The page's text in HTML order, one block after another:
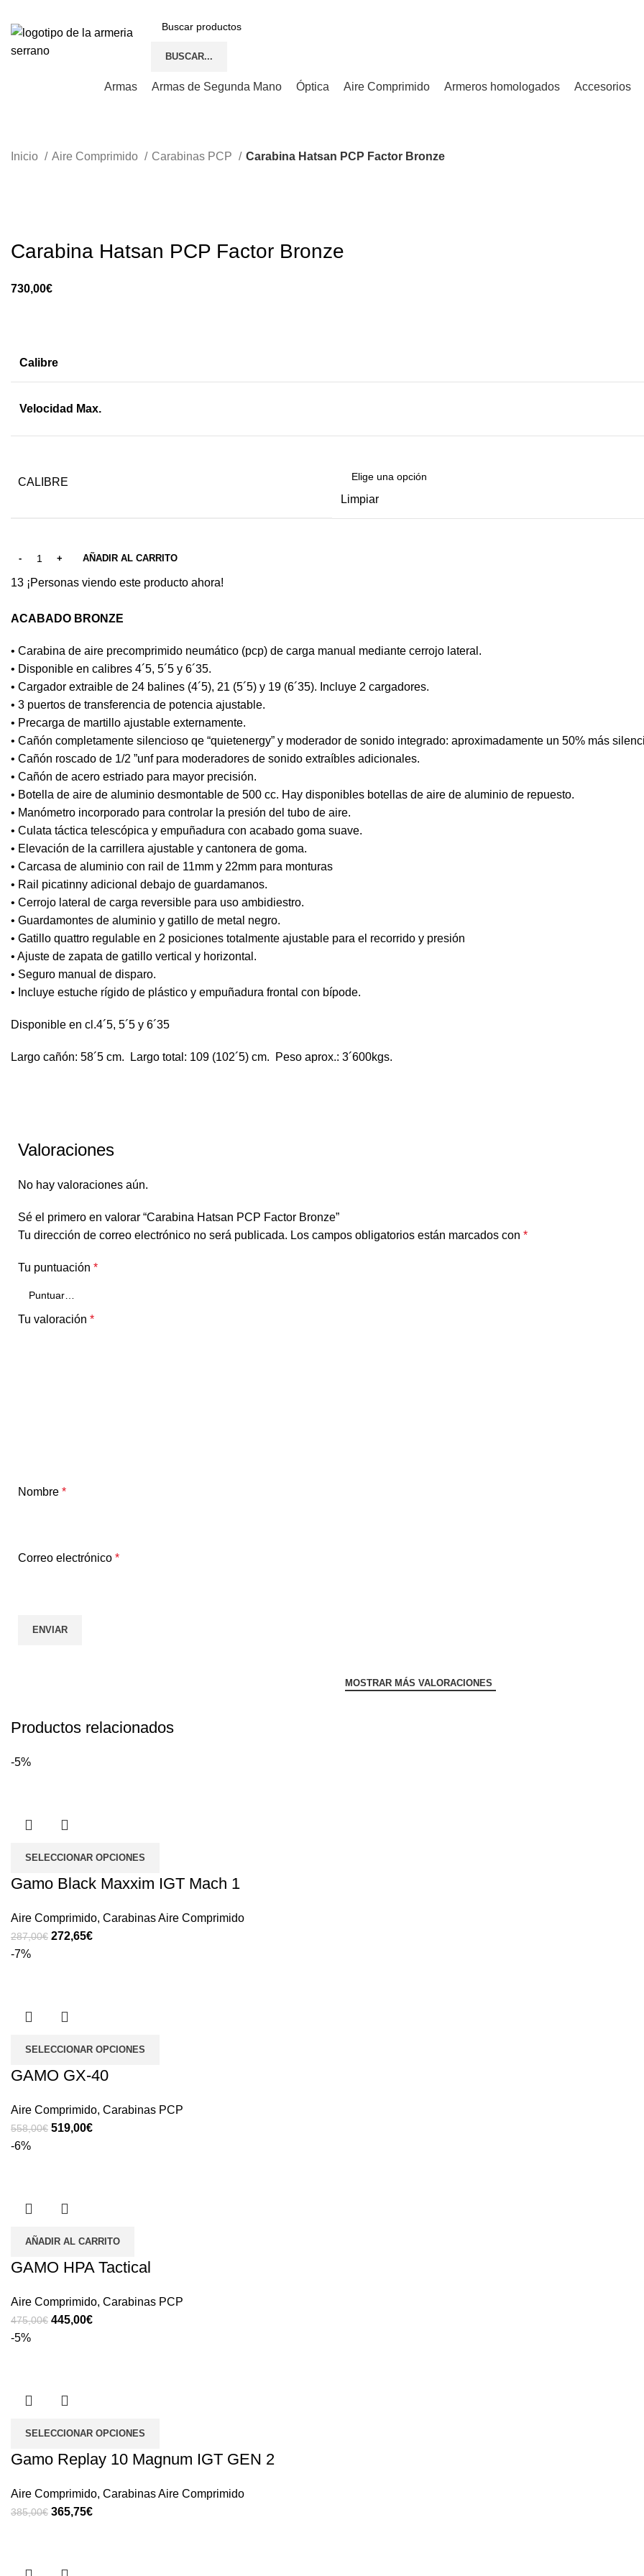
BUSCAR...
Armas Armas de Segunda Mano Óptica Aire Comprimido Armeros homologados Accesorios
Inicio Aire Comprimido Carabinas PCP Carabina Hatsan PCP Factor Bronze
Carabina Hatsan PCP Factor Bronze
730,00€
Calibre
Velocidad Max.
CALIBRE
Limpiar
AÑADIR AL CARRITO
13 ¡Personas viendo este producto ahora!
ACABADO BRONZE
• Carabina de aire precomprimido neumático (pcp) de carga manual mediante cerrojo lateral.
• Disponible en calibres 4´5, 5´5 y 6´35.
• Cargador extraible de 24 balines (4´5), 21 (5´5) y 19 (6´35). Incluye 2 cargadores.
• 3 puertos de transferencia de potencia ajustable.
• Precarga de martillo ajustable externamente.
• Cañón completamente silencioso qe “quietenergy” y moderador de sonido integrado: aproximadamente un 50% más
• Cañón roscado de 1/2 ”unf para moderadores de sonido extraíbles adicionales.
• Cañón de acero estriado para mayor precisión.
• Botella de aire de aluminio desmontable de 500 cc. Hay disponibles botellas de aire de aluminio de repuesto.
• Manómetro incorporado para controlar la presión del tubo de aire.
• Culata táctica telescópica y empuñadura con acabado goma suave.
• Elevación de la carrillera ajustable y cantonera de goma.
• Carcasa de aluminio con rail de 11mm y 22mm para monturas
• Rail picatinny adicional debajo de guardamanos.
• Cerrojo lateral de carga reversible para uso ambidiestro.
• Guardamontes de aluminio y gatillo de metal negro.
• Gatillo quattro regulable en 2 posiciones totalmente ajustable para el recorrido y presión
• Ajuste de zapata de gatillo vertical y horizontal.
• Seguro manual de disparo.
• Incluye estuche rígido de plástico y empuñadura frontal con bípode.
Disponible en cl.4´5, 5´5 y 6´35
Largo cañón: 58´5 cm. Largo total: 109 (102´5) cm. Peso aprox.: 3´600kgs.
Valoraciones
No hay valoraciones aún.
Sé el primero en valorar “Carabina Hatsan PCP Factor Bronze”
Tu dirección de correo electrónico no será publicada. Los campos obligatorios están marcados con *
Tu puntuación *
Tu valoración *
Nombre *
Correo electrónico *
MOSTRAR MÁS VALORACIONES
Productos relacionados
-5%
SELECCIONAR OPCIONES
Gamo Black Maxxim IGT Mach 1
Aire Comprimido, Carabinas Aire Comprimido
287,00€ 272,65€
-7%
SELECCIONAR OPCIONES
GAMO GX-40
Aire Comprimido, Carabinas PCP
558,00€ 519,00€
-6%
AÑADIR AL CARRITO
GAMO HPA Tactical
Aire Comprimido, Carabinas PCP
475,00€ 445,00€
-5%
SELECCIONAR OPCIONES
Gamo Replay 10 Magnum IGT GEN 2
Aire Comprimido, Carabinas Aire Comprimido
385,00€ 365,75€